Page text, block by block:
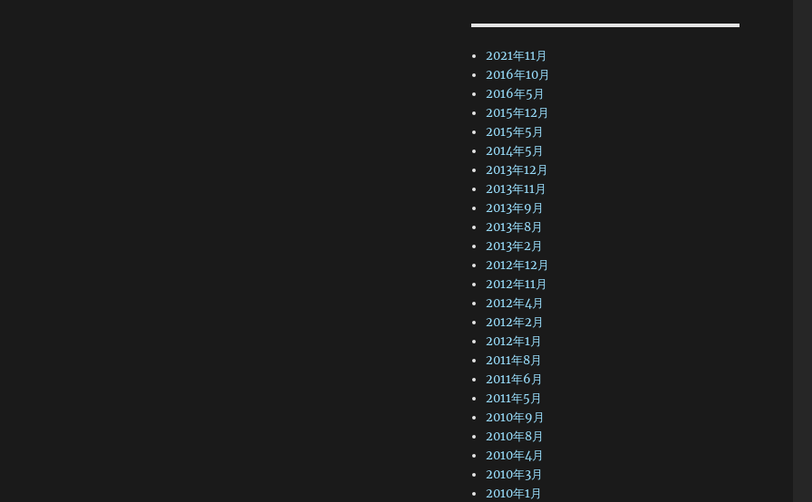
2021年11月
2016年10月
2016年5月
2015年12月
2015年5月
2014年5月
2013年12月
2013年11月
2013年9月
2013年8月
2013年2月
2012年12月
2012年11月
2012年4月
2012年2月
2012年1月
2011年8月
2011年6月
2011年5月
2010年9月
2010年8月
2010年4月
2010年3月
2010年1月